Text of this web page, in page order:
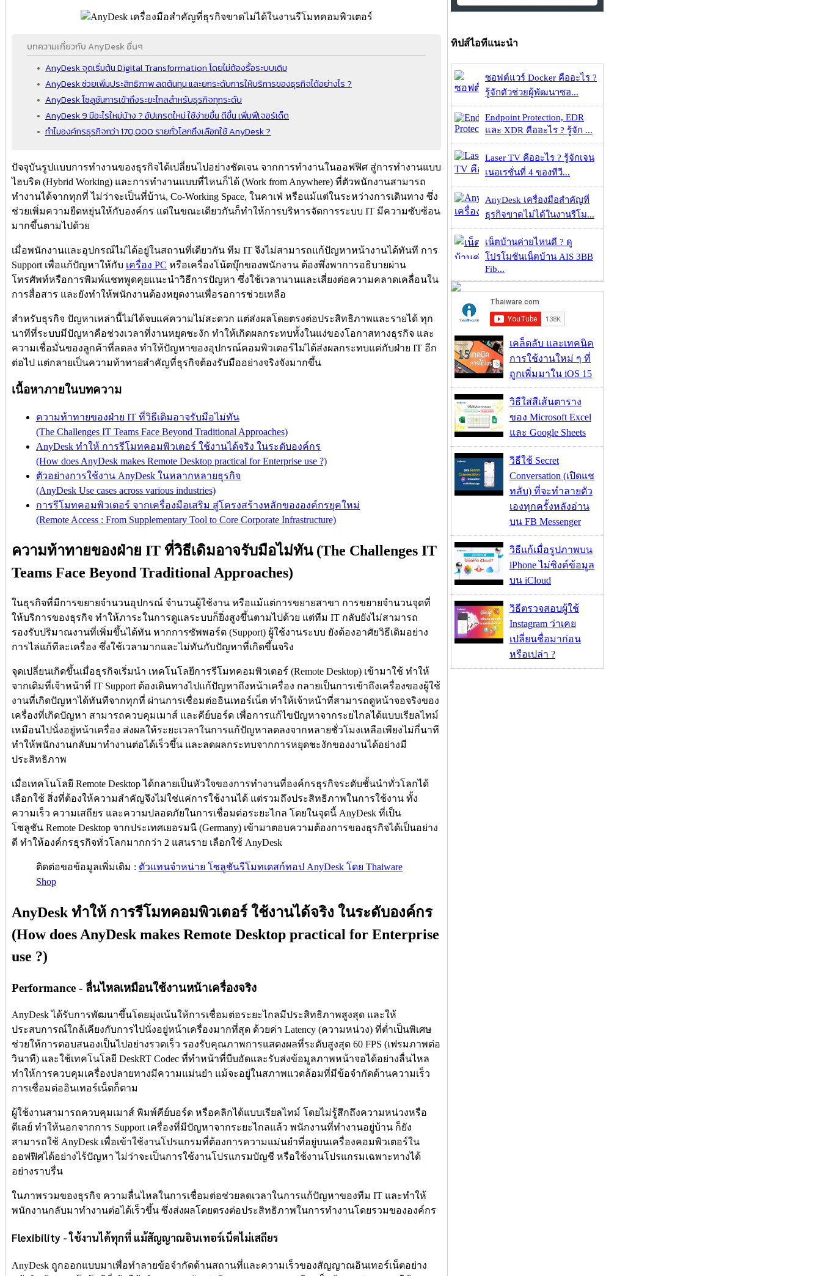
บทความเกี่ยวกับ AnyDesk อื่นๆ
AnyDesk จุดเริ่มต้น Digital Transformation โดยไม่ต้องรื้อระบบเดิม
AnyDesk ช่วยเพิ่มประสิทธิภาพ ลดต้นทุน และยกระดับการให้บริการของธุรกิจได้อย่างไร ?
AnyDesk โซลูชันการเข้าถึงระยะไกลสำหรับธุรกิจทุกระดับ
AnyDesk 9 มีอะไรใหม่บ้าง ? อัปเกรดใหม่ ใช้ง่ายขึ้น ดีขึ้น เพิ่มฟีเจอร์เด็ด
ทำไมองค์กรธุรกิจกว่า 170,000 รายทั่วโลกถึงเลือกใช้ AnyDesk ?
ปัจจุบันรูปแบบการทำงานของธุรกิจได้เปลี่ยนไปอย่างชัดเจน จากการทำงานในออฟฟิศ สู่การทำงานแบบ
ไฮบริด (Hybrid Working) และการทำงานแบบที่ไหนก็ได้ (Work from Anywhere) ที่ตัวพนักงานสามารถ
ทำงานได้จากทุกที่ ไม่ว่าจะเป็นที่บ้าน, Co-Working Space, ในคาเฟ่ หรือแม้แต่ในระหว่างการเดินทาง ซึ่ง
ช่วยเพิ่มความยืดหยุ่นให้กับองค์กร แต่ในขณะเดียวกันก็ทำให้การบริหารจัดการระบบ IT มีความซับซ้อน
มากขึ้นตามไปด้วย
เมื่อพนักงานและอุปกรณ์ไม่ได้อยู่ในสถานที่เดียวกัน ทีม IT จึงไม่สามารถแก้ปัญหาหน้างานได้ทันที การ
Support เพื่อแก้ปัญหาให้กับ เครื่อง PC หรือเครื่องโน้ตบุ๊กของพนักงาน ต้องพึ่งพาการอธิบายผ่าน
โทรศัพท์หรือการพิมพ์แชทพูดคุยแนะนำวิธีการปัญหา ซึ่งใช้เวลานานและเสี่ยงต่อความคลาดเคลื่อนใน
การสื่อสาร และยังทำให้พนักงานต้องหยุดงานเพื่อรอการช่วยเหลือ
สำหรับธุรกิจ ปัญหาเหล่านี้ไม่ได้จบแค่ความไม่สะดวก แต่ส่งผลโดยตรงต่อประสิทธิภาพและรายได้ ทุก
นาทีที่ระบบมีปัญหาคือช่วงเวลาที่งานหยุดชะงัก ทำให้เกิดผลกระทบทั้งในแง่ของโอกาสทางธุรกิจ และ
ความเชื่อมั่นของลูกค้าที่ลดลง ทำให้ปัญหาของอุปกรณ์คอมพิวเตอร์ไม่ได้ส่งผลกระทบแค่กับฝ่าย IT อีก
ต่อไป แต่กลายเป็นความท้าทายสำคัญที่ธุรกิจต้องรับมืออย่างจริงจังมากขึ้น
เนื้อหาภายในบทความ
ความท้าทายของฝ่าย IT ที่วิธีเดิมอาจรับมือไม่ทัน
(The Challenges IT Teams Face Beyond Traditional Approaches)
AnyDesk ทำให้ การรีโมทคอมพิวเตอร์ ใช้งานได้จริง ในระดับองค์กร
(How does AnyDesk makes Remote Desktop practical for Enterprise use ?)
ตัวอย่างการใช้งาน AnyDesk ในหลากหลายธุรกิจ
(AnyDesk Use cases across various industries)
การรีโมทคอมพิวเตอร์ จากเครื่องมือเสริม สู่โครงสร้างหลักขององค์กรยุคใหม่
(Remote Access : From Supplementary Tool to Core Corporate Infrastructure)
ความท้าทายของฝ่าย IT ที่วิธีเดิมอาจรับมือไม่ทัน (The Challenges IT
Teams Face Beyond Traditional Approaches)
ในธุรกิจที่มีการขยายจำนวนอุปกรณ์ จำนวนผู้ใช้งาน หรือแม้แต่การขยายสาขา การขยายจำนวนจุดที่
ให้บริการของธุรกิจ ทำให้ภาระในการดูแลระบบก็ยิ่งสูงขึ้นตามไปด้วย แต่ทีม IT กลับยังไม่สามารถ
รองรับปริมาณงานที่เพิ่มขึ้นได้ทัน หากการซัพพอร์ต (Support) ผู้ใช้งานระบบ ยังต้องอาศัยวิธีเดิมอย่าง
การไล่แก้ทีละเครื่อง ซึ่งใช้เวลามากและไม่ทันกับปัญหาที่เกิดขึ้นจริง
จุดเปลี่ยนเกิดขึ้นเมื่อธุรกิจเริ่มนำ เทคโนโลยีการรีโมทคอมพิวเตอร์ (Remote Desktop) เข้ามาใช้ ทำให้
จากเดิมที่เจ้าหน้าที่ IT Support ต้องเดินทางไปแก้ปัญหาถึงหน้าเครื่อง กลายเป็นการเข้าถึงเครื่องของผู้ใช้
งานที่เกิดปัญหาได้ทันทีจากทุกที่ ผ่านการเชื่อมต่ออินเทอร์เน็ต ทำให้เจ้าหน้าที่สามารถดูหน้าจอจริงของ
เครื่องที่เกิดปัญหา สามารถควบคุมเมาส์ และคีย์บอร์ด เพื่อการแก้ไขปัญหาจากระยไกลได้แบบเรียลไทม์
เหมือนไปนั่งอยู่หน้าเครื่อง ส่งผลให้ระยะเวลาในการแก้ปัญหาลดลงจากหลายชั่วโมงเหลือเพียงไม่กี่นาที
ทำให้พนักงานกลับมาทำงานต่อได้เร็วขึ้น และลดผลกระทบจากการหยุดชะงักของงานได้อย่างมี
ประสิทธิภาพ
เมื่อเทคโนโลยี Remote Desktop ได้กลายเป็นหัวใจของการทำงานที่องค์กรธุรกิจระดับชั้นนำทั่วโลกได้
เลือกใช้ สิ่งที่ต้องให้ความสำคัญจึงไม่ใช่แค่การใช้งานได้ แต่รวมถึงประสิทธิภาพในการใช้งาน ทั้ง
ความเร็ว ความเสถียร และความปลอดภัยในการเชื่อมต่อระยะไกล โดยในจุดนี้ AnyDesk ที่เป็น
โซลูชัน Remote Desktop จากประเทศเยอรมนี (Germany) เข้ามาตอบความต้องการของธุรกิจได้เป็นอย่าง
ดี ทำให้องค์กรธุรกิจทั่วโลกมากกว่า 2 แสนราย เลือกใช้ AnyDesk
ติดต่อขอข้อมูลเพิ่มเติม : ตัวแทนจำหน่าย โซลูชันรีโมทเดสก์ทอป AnyDesk โดย Thaiware
Shop
AnyDesk ทำให้ การรีโมทคอมพิวเตอร์ ใช้งานได้จริง ในระดับองค์กร
(How does AnyDesk makes Remote Desktop practical for Enterprise
use ?)
Performance - ลื่นไหลเหมือนใช้งานหน้าเครื่องจริง
AnyDesk ได้รับการพัฒนาขึ้นโดยมุ่งเน้นให้การเชื่อมต่อระยะไกลมีประสิทธิภาพสูงสุด และให้
ประสบการณ์ใกล้เคียงกับการไปนั่งอยู่หน้าเครื่องมากที่สุด ด้วยค่า Latency (ความหน่วง) ที่ต่ำเป็นพิเศษ
ช่วยให้การตอบสนองเป็นไปอย่างรวดเร็ว รองรับคุณภาพการแสดงผลที่ระดับสูงสุด 60 FPS (เฟรมภาพต่อ
วินาที) และใช้เทคโนโลยี DeskRT Codec ที่ทำหน้าที่บีบอัดและรับส่งข้อมูลภาพหน้าจอได้อย่างลื่นไหล
ทำให้การควบคุมเครื่องปลายทางมีความแม่นยำ แม้จะอยู่ในสภาพแวดล้อมที่มีข้อจำกัดด้านความเร็ว
การเชื่อมต่ออินเทอร์เน็ตก็ตาม
ผู้ใช้งานสามารถควบคุมเมาส์ พิมพ์คีย์บอร์ด หรือคลิกได้แบบเรียลไทม์ โดยไม่รู้สึกถึงความหน่วงหรือ
ดีเลย์ ทำให้นอกจากการ Support เครื่องที่มีปัญหาจากระยะไกลแล้ว พนักงานที่ทำงานอยู่บ้าน ก็ยัง
สามารถใช้ AnyDesk เพื่อเข้าใช้งานโปรแกรมที่ต้องการความแม่นยำที่อยู่บนเครื่องคอมพิวเตอร์ใน
ออฟฟิศได้อย่างไร้ปัญหา ไม่ว่าจะเป็นการใช้งานโปรแกรมบัญชี หรือใช้งานโปรแกรมเฉพาะทางได้
อย่างราบรื่น
ในภาพรวมของธุรกิจ ความลื่นไหลในการเชื่อมต่อช่วยลดเวลาในการแก้ปัญหาของทีม IT และทำให้
พนักงานกลับมาทำงานต่อได้เร็วขึ้น ซึ่งส่งผลโดยตรงต่อประสิทธิภาพในการทำงานโดยรวมขององค์กร
Flexibility - ใช้งานได้ทุกที่ แม้สัญญาณอินเทอร์เน็ตไม่เสถียร
AnyDesk ถูกออกแบบมาเพื่อทำลายข้อจำกัดด้านสถานที่และความเร็วของสัญญาณอินเทอร์เน็ตอย่าง
ทิปส์ไอทีแนะนำ
ซอฟต์แวร์ Docker คืออะไร ?
รู้จักตัวช่วยผู้พัฒนาซอ...
Endpoint Protection, EDR
และ XDR คืออะไร ? รู้จัก ...
Laser TV คืออะไร ? รู้จักเจน
เนอเรชั่นที่ 4 ของทีวี...
AnyDesk เครื่องมือสำคัญที่
ธุรกิจขาดไม่ได้ในงานรีโม...
เน็ตบ้านค่ายไหนดี ? ดู
โปรโมชันเน็ตบ้าน AIS 3BB
Fib...
เคล็ดลับ และเทคนิค
การใช้งานใหม่ ๆ ที่
ถูกเพิ่มมาใน iOS 15
วิธีใส่สีเส้นตาราง
ของ Microsoft Excel
และ Google Sheets
วิธีใช้ Secret
Conversation (เปิดแช
ทลับ) ที่จะทำลายตัว
เองทุกครั้งหลังอ่าน
บน FB Messenger
วิธีแก้เมื่อรูปภาพบน
iPhone ไม่ซิงค์ข้อมูล
บน iCloud
วิธีตรวจสอบผู้ใช้
Instagram ว่าเคย
เปลี่ยนชื่อมาก่อน
หรือเปล่า ?